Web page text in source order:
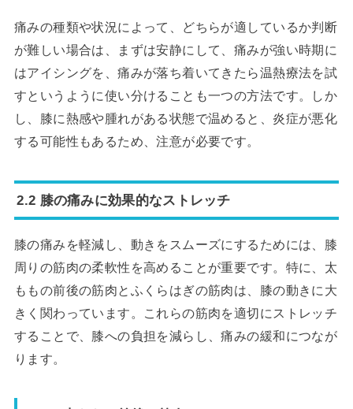
痛みの種類や状況によって、どちらが適しているか判断
が難しい場合は、まずは安静にして、痛みが強い時期に
はアイシングを、痛みが落ち着いてきたら温熱療法を試
すというように使い分けることも一つの方法です。しか
し、膝に熱感や腫れがある状態で温めると、炎症が悪化
する可能性もあるため、注意が必要です。
2.2 膝の痛みに効果的なストレッチ
膝の痛みを軽減し、動きをスムーズにするためには、膝
周りの筋肉の柔軟性を高めることが重要です。特に、太
ももの前後の筋肉とふくらはぎの筋肉は、膝の動きに大
きく関わっています。これらの筋肉を適切にストレッチ
することで、膝への負担を減らし、痛みの緩和につなが
ります。